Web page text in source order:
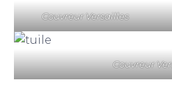
Couvreur Versailles
Couvreur